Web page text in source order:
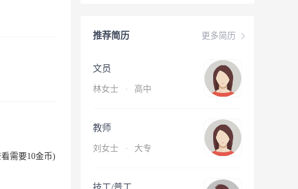
需要10金币)
更多简历
推荐简历
文员
林女士 · 高中
教师
刘女士 · 大专